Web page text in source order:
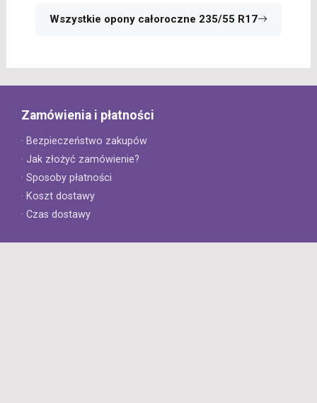
Wszystkie opony całoroczne 235/55 R17
Zamówienia i płatności
· Bezpieczeństwo zakupów
· Jak złożyć zamówienie?
· Sposoby płatności
· Koszt dostawy
· Czas dostawy